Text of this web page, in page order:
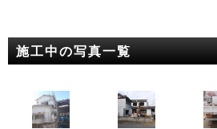
施工中の写真一覧